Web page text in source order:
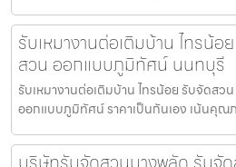
รับเหมางานต่อเติมบ้าน ไทรน้
สวน ออกแบบภูมิทัศน์ นนทบุรี
รับเหมางานต่อเติมบ้าน ไทรน้อย รับจัดส
ออกแบบภูมิทัศน์ ราคาเป็นกันเอง เน้นคุณ